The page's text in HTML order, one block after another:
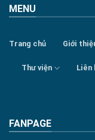
MENU
Trang chủ Giới
Thư viện Liên
FANPAGE